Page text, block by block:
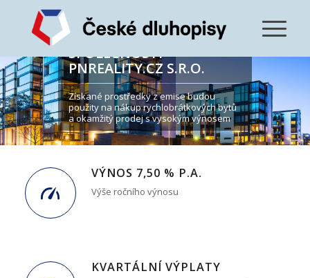
DLUHOPISOVÁ
PREZENTACE
SPOLEČNOSTI
PNREALITY.CZ S.R.O.
Získané prostředky z emise budou
použity na nákup rychlobrátkových bytů
a okamžitý prodej s vysokým výnosem
VÝNOS 7,50 % P.A.
Výše ročního výnosu
KVARTÁLNÍ VÝPLATY